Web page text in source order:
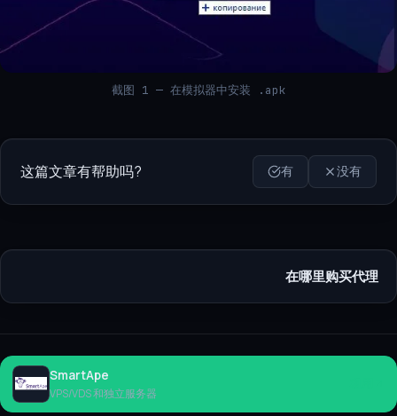
截图 1 — 在模拟器中安装 .apk
这篇文章有帮助吗? 有 没有
在哪里购买代理
SmartApe
VPS/VDS 和独立服务器